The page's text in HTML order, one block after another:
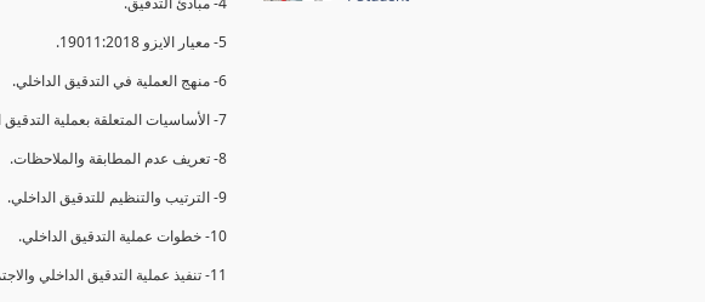
5- معيار الايزو 19011:2018.
6- منهج العملية في التدقيق الداخلي.
7- الأساسيات المتعلقة بعملية التدقيق الداخلي.
8- تعريف عدم المطابقة والملاحظات.
9- الترتيب والتنظيم للتدقيق الداخلي.
10- خطوات عملية التدقيق الداخلي.
11- تنفيذ عملية التدقيق الداخلي والاجتماع الافتتاحي.